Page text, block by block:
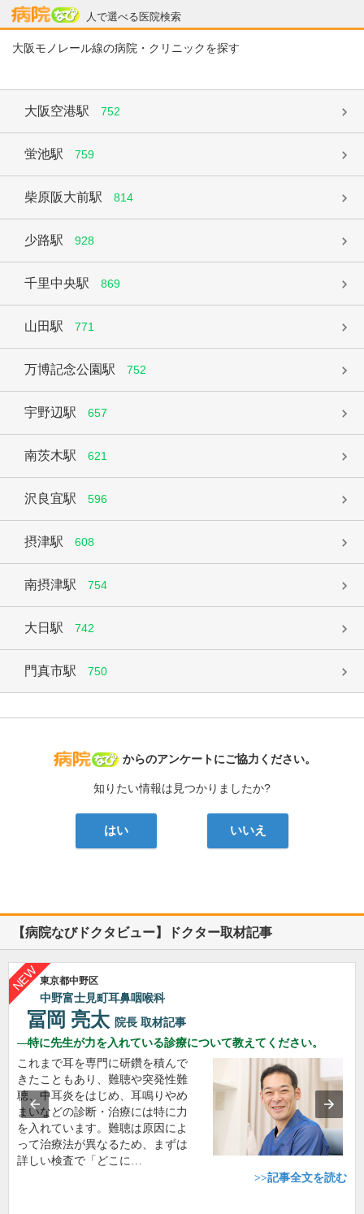
人で選べる医院検索
病院なび
大阪モノレール線の病院・クリニックを探す
大阪空港駅 752
蛍池駅 759
柴原阪大前駅 814
少路駅 928
千里中央駅 869
山田駅 771
万博記念公園駅 752
宇野辺駅 657
南茨木駅 621
沢良宜駅 596
摂津駅 608
南摂津駅 754
大日駅 742
門真市駅 750
病院なび
からのアンケートにご協力ください。
知りたい情報は見つかりましたか?
はい いいえ
【病院なびドクタビュー】ドクター取材記事
東京都中野区
中野富士見町耳鼻咽喉科
冨岡 亮太 院長 取材記事
特に先生が力を入れている診療について教えてください。
これまで耳を専門に研鑽を積んで
きたこともあり、難聴や突発性難
聴、中耳炎をはじめ、耳鳴りやめ
まいなどの診断・治療には特に力
を入れています。難聴は原因によ
って治療法が異なるため、まずは
詳しい検査で「どこに…
>>記事全文を読む